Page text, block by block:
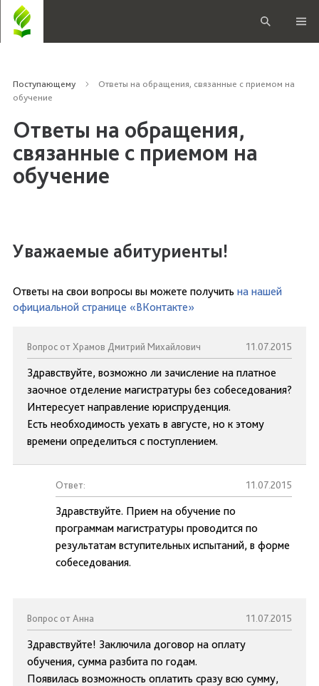
Поступающему
Ответы на обращения, связанные с приемом на
обучение
Ответы на обращения,
связанные с приемом на
обучение
Уважаемые абитуриенты!
Ответы на свои вопросы вы можете получить на нашей
официальной странице «ВКонтакте»
Вопрос от Храмов Дмитрий Михайлович 11.07.2015
Здравствуйте, возможно ли зачисление на платное
заочное отделение магистратуры без собеседования?
Интересует направление юриспруденция.
Есть необходимость уехать в августе, но к этому
времени определиться с поступлением.
Ответ: 11.07.2015
Здравствуйте. Прием на обучение по
программам магистратуры проводится по
результатам вступительных испытаний, в форме
собеседования.
Вопрос от Анна 11.07.2015
Здравствуйте! Заключила договор на оплату
обучения, сумма разбита по годам.
Появилась возможность оплатить сразу всю сумму,